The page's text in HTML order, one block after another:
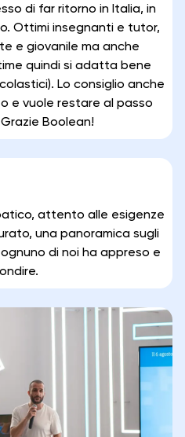
di far ritorno in Italia, in
Ottimi insegnanti e tutor,
e giovanile ma anche
quindi si adatta bene
Lo consiglio anche
e vuole restare al passo
Boolean!
attento alle esigenze
una panoramica sugli
di noi ha appreso e